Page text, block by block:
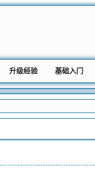
升级经验 基础入门